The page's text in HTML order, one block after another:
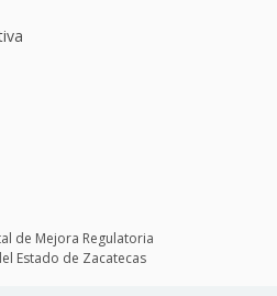
de Mejora Regulatoria
Estado de Zacatecas